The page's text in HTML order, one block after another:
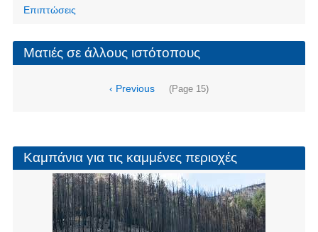
Επιπτώσεις
Ματιές σε άλλους ιστότοπους
ΣελιδοποίησηΠροηγούμενη
‹ Previous (Page 15)
Καμπάνια για τις καμμένες περιοχές